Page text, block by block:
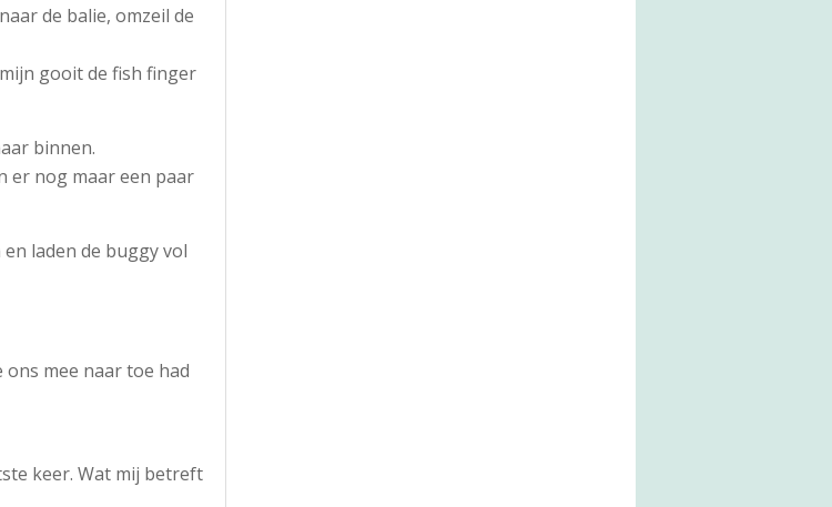
de balie, omzeil de
gooit de fish finger
binnen.
er nog maar een paar
laden de buggy vol
ons mee naar toe had
keer. Wat mij betreft